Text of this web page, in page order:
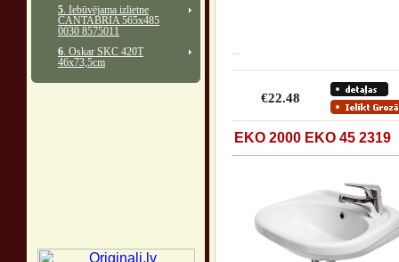
5. Iebūvējama izlietne
CANTABRIA 565x485
0030 8575011
6. Oskar SKC 420T
46x73,5cm
€22.48
EKO 2000 EKO 45 2319